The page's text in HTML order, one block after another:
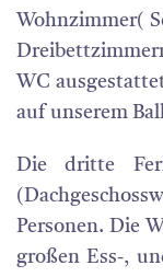
Wohnzimmer(
WC
auf unserem
Die dritte
Personen. Die
großen Ess-,